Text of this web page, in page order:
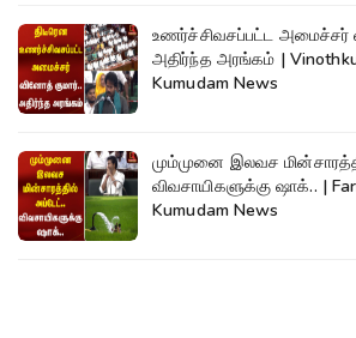
உணர்ச்சிவசப்பட்ட அமைச்சர்
அதிர்ந்த அரங்கம் |
Kumudam News
மும்முனை இலவச
விவசாயிகளுக்கு ஷாக்.. |
Kumudam News